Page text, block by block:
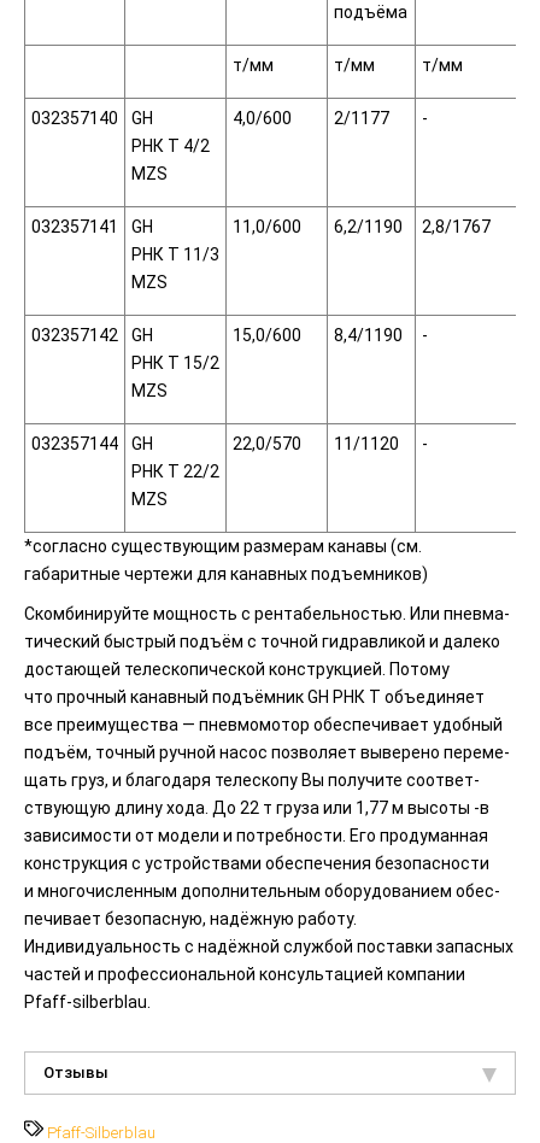
подъёма
т/мм т/мм т/мм
032357140
GH
РНК Т 4/2
MZS
4,0/600 2/1177 -
032357141
GH
РНК Т 11/3
MZS
11,0/600 6,2/1190 2,8/1767
032357142
GH
РНК Т 15/2
MZS
15,0/600 8,4/1190 -
032357144
GH
РНК Т 22/2
MZS
22,0/570 11/1120 -
*согласно существующим размерам канавы (см
габаритные чертежи для канавных подъемников)
Скомбинируйте мощность с рентабельностью. Или пневма­
тический быстрый подъём с точной гидравликой и далеко
достающей телескопической конструкцией. Потому
что прочный канавный подъёмник GH РНК Т объединяет
все преимущества — пневмомотор обеспечивает удобный
подъём, точный ручной насос позволяет выверено переме­
щать груз, и благодаря телескопу Вы получите соответ­
ствующую длину хода. До 22 т груза или 1,77 м высоты -в
зависимости от модели и потребности. Его продуманная
конструкция с устройствами обеспечения безопасности
и многочисленным дополнительным оборудованием обес­
печивает безопасную, надёжную работу.
Индивидуальность с надёжной службой поставки запасных
частей и профес­сиональной консультацией компании
Pfaff-silberblau.
Отзывы
Pfaff-Silberblau